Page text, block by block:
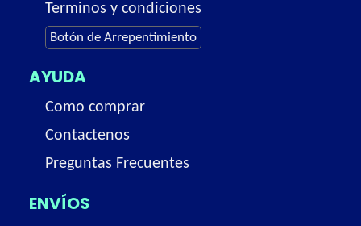
Terminos y condiciones
Botón de Arrepentimiento
AYUDA
Como comprar
Contactenos
Preguntas Frecuentes
ENVÍOS